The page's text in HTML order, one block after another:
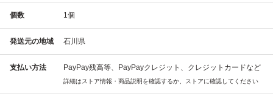
個数 1個
発送元の地域 石川県
支払い方法 PayPay残高等、PayPayクレジット、クレジットカードなど
詳細はストア情報・商品説明を確認するか、ストアに確認してください